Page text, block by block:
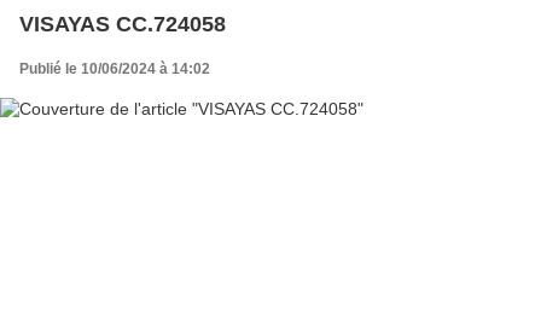
VISAYAS CC.724058
Publié le 10/06/2024 à 14:02